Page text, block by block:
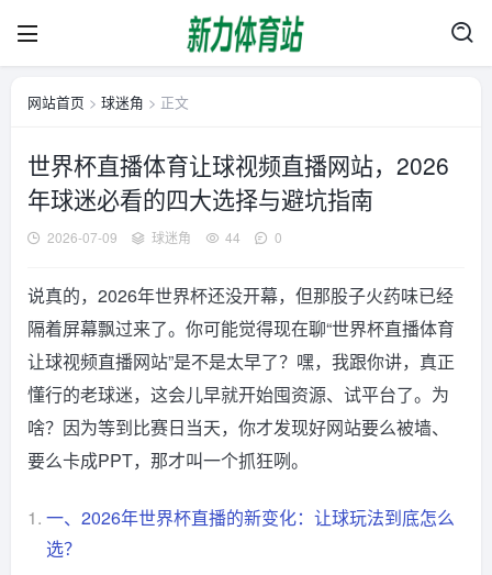
网站首页 > 球迷角 > 正文
世界杯直播体育让球视频直播网站，2026
年球迷必看的四大选择与避坑指南
2026-07-09 球迷角 44 0
说真的，2026年世界杯还没开幕，但那股子火药味已经
隔着屏幕飘过来了。你可能觉得现在聊“世界杯直播体育
让球视频直播网站”是不是太早了？嘿，我跟你讲，真正
懂行的老球迷，这会儿早就开始囤资源、试平台了。为
啥？因为等到比赛日当天，你才发现好网站要么被墙、
要么卡成PPT，那才叫一个抓狂咧。
1. 一、2026年世界杯直播的新变化：让球玩法到底怎么
选？